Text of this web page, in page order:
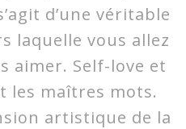
d’une véritable
laquelle vous allez
aimer. Self-love et
les maîtres mots.
artistique de la